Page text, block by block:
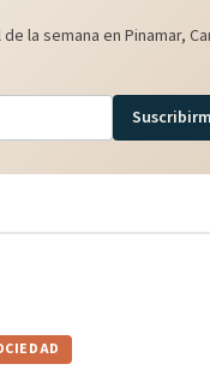
la semana en Pinamar,